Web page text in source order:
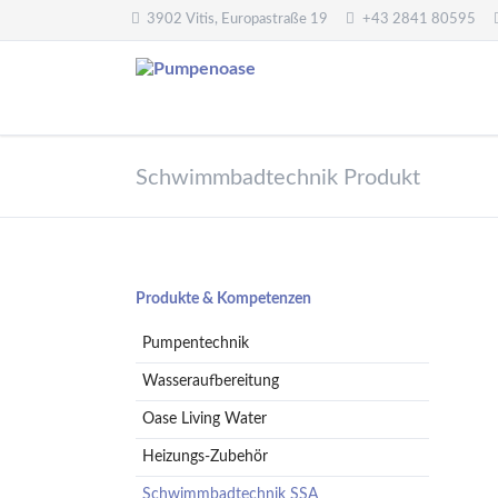
3902 Vitis, Europastraße 19 +43 2841 80595
Oberwasserpumpen
Unterwasserpumpen
Spielplatzpumpen
Gartenpumpen
Regenwassernutzung
Teichreinigung
Frequenzumformer
Wasserfilter,
Messgeräte
Schwimmbadtechnik Produkt
Navigation
Produkte & Kompetenzen
Pumpentechnik
Wasseraufbereitung
Oase Living Water
Heizungs-Zubehör
Schwimmbadtechnik SSA